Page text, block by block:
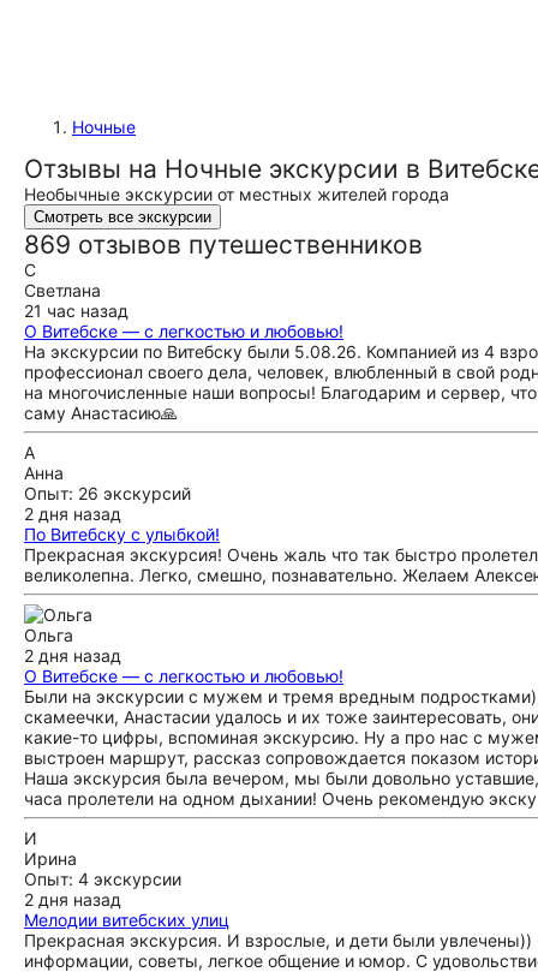
Ночные
Отзывы на Ночные экскурсии в
Необычные экскурсии от местных жителей города
Смотреть все экскурсии
869 отзывов путешественников
С
Светлана
21 час назад
О Витебске — с легкостью и любовью!
На экскурсии по Витебску были 5.08.26. Компанией из 4
профессионал своего дела, человек, влюбленный в свой
на многочисленные наши вопросы! Благодарим и сервер,
саму Анастасию🙏
А
Анна
Опыт: 26 экскурсий
2 дня назад
По Витебску с улыбкой!
Прекрасная экскурсия! Очень жаль что так быстро
великолепна. Легко, смешно, познавательно. Желаем
Ольга
2 дня назад
О Витебске — с легкостью и любовью!
Были на экскурсии с мужем и тремя вредным
скамеечки, Анастасии удалось и их тоже заинтересовать,
какие-то цифры, вспоминая экскурсию. Ну а про нас с
выстроен маршрут, рассказ сопровождается показом
Наша экскурсия была вечером, мы были довольно
часа пролетели на одном дыхании! Очень рекомендую
И
Ирина
Опыт: 4 экскурсии
2 дня назад
Мелодии витебских улиц
Прекрасная экскурсия. И взрослые, и дети были
информации, советы, легкое общение и юмор. С